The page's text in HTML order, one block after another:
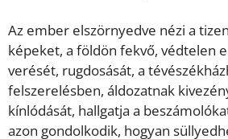
Az ember elszörnyedve nézi a
képeket, a földön fekvő, védtelen
verését, rugdosását, a
felszerelésben, áldozatnak
kínlódását, hallgatja a
azon gondolkodik, hogyan